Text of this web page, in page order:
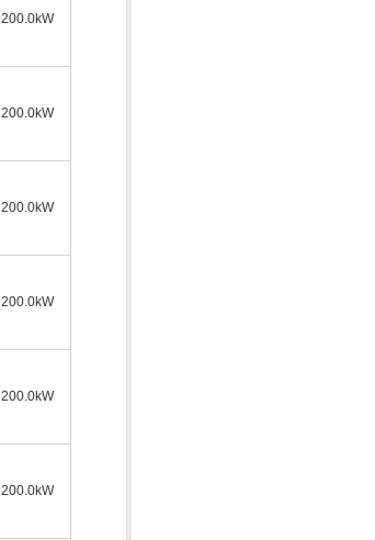
200.0kW
200.0kW
200.0kW
200.0kW
200.0kW
200.0kW